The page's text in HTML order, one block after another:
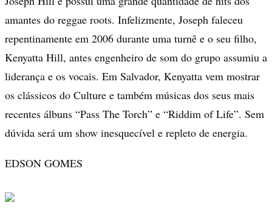
amantes do reggae roots. Infelizmente, Joseph faleceu
repentinamente em 2006 durante uma turnê e o seu filho,
Kenyatta Hill, antes engenheiro de som do grupo assumiu a
liderança e os vocais. Em Salvador, Kenyatta vem mostrar
os clássicos do Culture e também músicas dos seus mais
recentes álbuns “Pass The Torch” e “Riddim of Life”. Sem
dúvida será um show inesquecível e repleto de energia.
EDSON GOMES